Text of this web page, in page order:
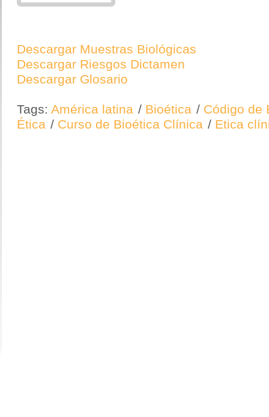
Descargar Muestras Biológicas
Descargar Riesgos Dictamen
Descargar Glosario
Tags: América latina / Bioética / Código de
Ética / Curso de Bioética Clínica / Etica